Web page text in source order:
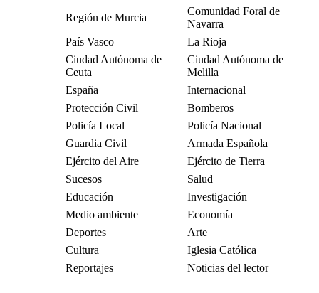
Región de Murcia
Comunidad Foral de
Navarra
País Vasco
La Rioja
Ciudad Autónoma de
Ceuta
Ciudad Autónoma de
Melilla
España
Internacional
Protección Civil
Bomberos
Policía Local
Policía Nacional
Guardia Civil
Armada Española
Ejército del Aire
Ejército de Tierra
Sucesos
Salud
Educación
Investigación
Medio ambiente
Economía
Deportes
Arte
Cultura
Iglesia Católica
Reportajes
Noticias del lector